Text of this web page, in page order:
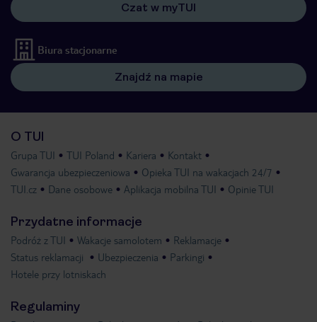
Czat w myTUI
Biura stacjonarne
Znajdź na mapie
O TUI
Grupa TUI TUI Poland Kariera
Kontakt
Gwarancja ubezpieczeniowa
Opieka TUI na wakacjach 24/7
TUI.cz
Dane osobowe Aplikacja mobilna TUI Opinie TUI
Przydatne informacje
Podróż z TUI Wakacje samolotem
Reklamacje
Status reklamacji
Ubezpieczenia
Parkingi
Hotele przy lotniskach
Regulaminy